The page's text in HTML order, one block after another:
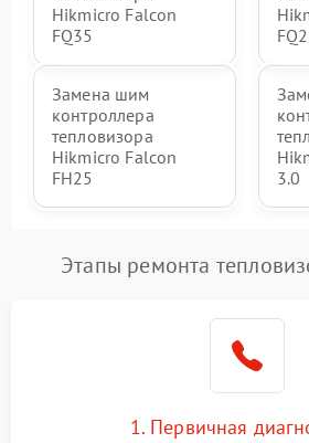
Hikmicro Falcon
FQ35
Замена шим
контроллера
тепловизора
Hikmicro Falcon
FH25
3.0
Этапы ремонта
1. Первичная